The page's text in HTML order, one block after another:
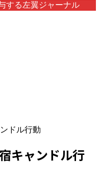
する左翼ジャーナル
ドル行動
キャンドル行